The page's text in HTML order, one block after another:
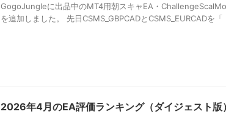
GogoJungleに出品中のMT4用朝スキャEA・
を追加しました。 先日CSMS_GBPCADとCSMS_EURCADを「
2026年4月のEA評価ランキング（ダイジェスト版）